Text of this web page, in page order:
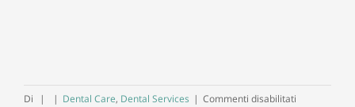
Di | | Dental Care, Dental Services | Commenti disabilitati